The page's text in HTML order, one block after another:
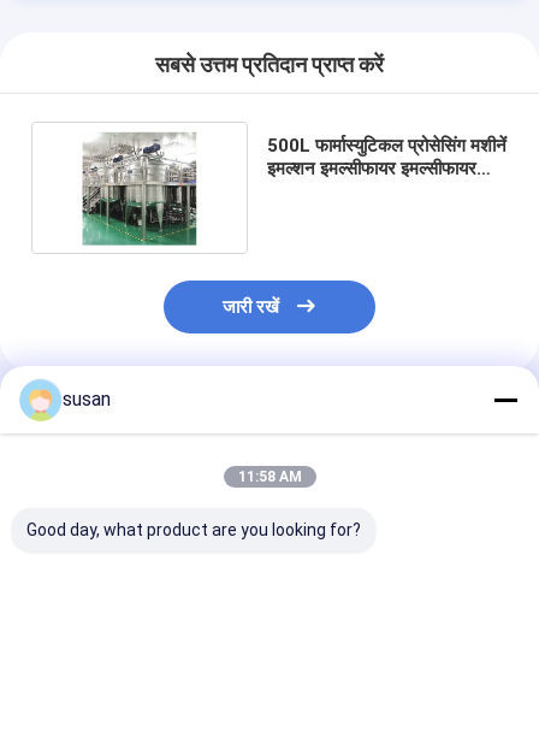
सबसे उत्तम प्रतिदान प्राप्त करें
500L फार्मास्युटिकल प्रोसेसिंग मशीनें
इमल्शन इमल्सीफायर इमल्सीफायर
जारी रखें
अनुशंसित उत्पाद
susan
11:58 AM
Good day, what product are you looking for?